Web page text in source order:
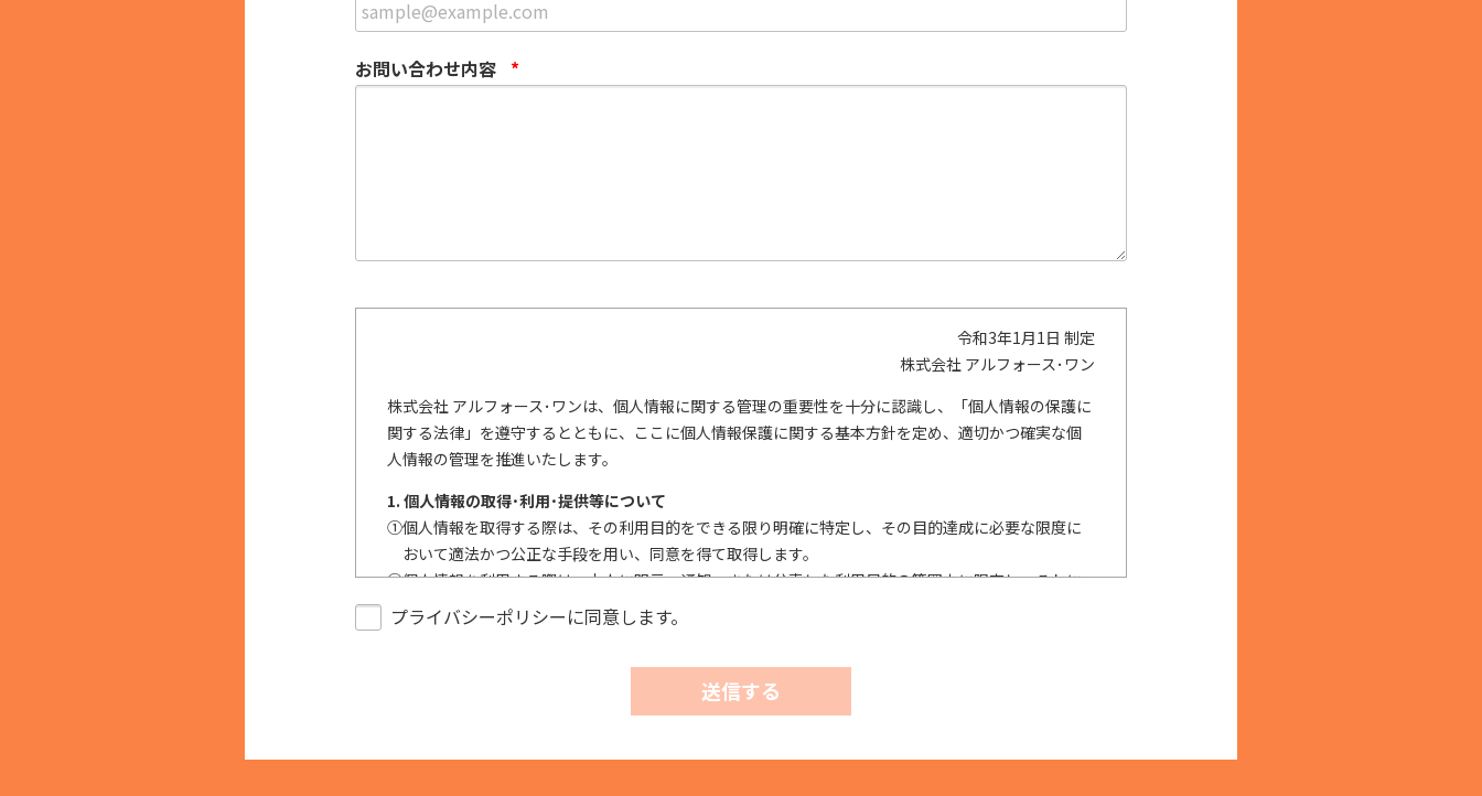
お問い合わせ内容 *
令和3年1月1日 制定
株式会社 アルフォース･ワン
株式会社 アルフォース･ワンは、個人情報に関する管理の重要性を十分に認識し、「個人情報の保護に
関する法律」を遵守するとともに、ここに個人情報保護に関する基本方針を定め、適切かつ確実な個
人情報の管理を推進いたします。
1. 個人情報の取得･利用･提供等について
①個人情報を取得する際は、その利用目的をできる限り明確に特定し、その目的達成に必要な限度に
おいて適法かつ公正な手段を用い、同意を得て取得します。
②個人情報を利用する際は、本人に明示、通知、または公表した利用目的の範囲内に限定し、それに
反する目的外利用を行なわないための措置を講じます。
措置を構築し、個人情報への不正アクセス、個人情報の漏洩、滅失または毀損等の的確な防止とセ
プライバシーポリシーに同意します。
送信する